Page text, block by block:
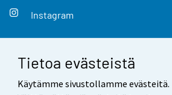
Tietoa evästeistä
Käytämme sivustollamme evästeitä.
Instagram
Yhteystiedot
Palaute